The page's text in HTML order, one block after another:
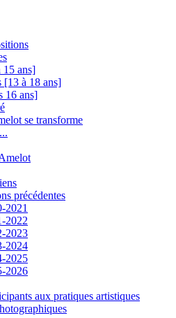
15 ans]
[13 à 18 ans]
16 ans]
se transforme
précédentes
2021
2022
2023
2024
2025
2026
aux pratiques artistiques